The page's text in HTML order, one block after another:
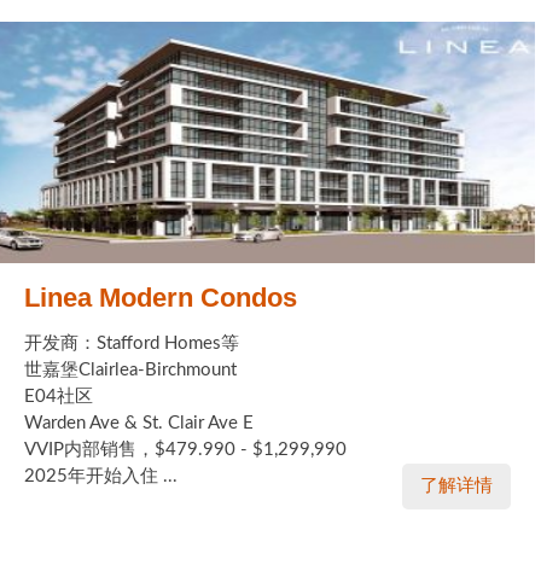
Linea Modern Condos
开发商：Stafford Homes等
世嘉堡Clairlea-Birchmount
E04社区
Warden Ave & St. Clair Ave E
VVIP内部销售，$479.990 - $1,299,990
2025年开始入住 ...
了解详情